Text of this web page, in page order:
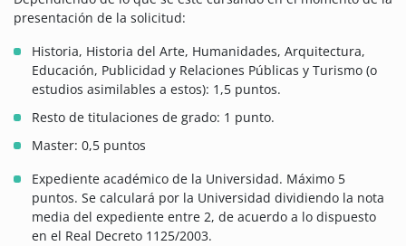
presentación de la solicitud:
Historia, Historia del Arte, Humanidades, Arquitectura,
Educación, Publicidad y Relaciones Públicas y Turismo (o
estudios asimilables a estos): 1,5 puntos.
Resto de titulaciones de grado: 1 punto.
Master: 0,5 puntos
Expediente académico de la Universidad. Máximo 5
puntos. Se calculará por la Universidad dividiendo la nota
media del expediente entre 2, de acuerdo a lo dispuesto
en el Real Decreto 1125/2003.